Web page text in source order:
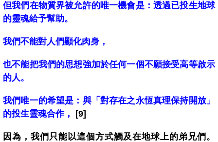
但我們在物質界被允許的唯一機會是：透過已投生地球
的靈魂給予幫助。
我們不能對人們顯化肉身，
也不能把我們的思想強加於任何一個不願接受高等啟示
的人。
我們唯一的希望是：與「對存在之永恆真理保持開放」
的投生靈魂合作，
[9]
因為，我們只能以這個方式觸及在地球上的弟兄們。